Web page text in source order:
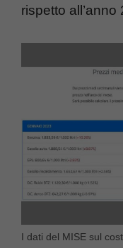
rispetto all’anno
I dati del MISE sul